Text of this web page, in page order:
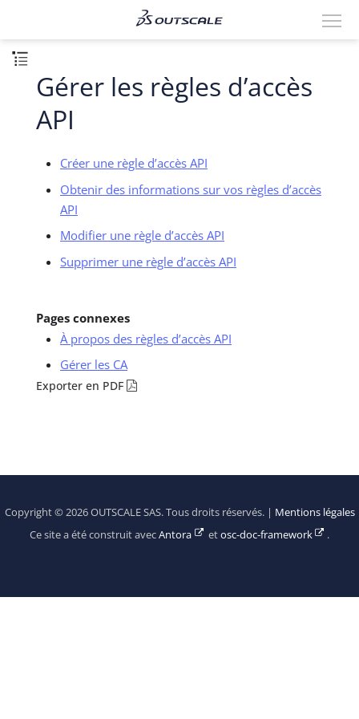
Gérer les règles d’accès
API
Créer une règle d’accès API
Obtenir des informations sur vos règles d’accès
API
Modifier une règle d’accès API
Supprimer une règle d’accès API
Pages connexes
À propos des règles d’accès API
Gérer les CA
Exporter en PDF
Copyright © 2026 OUTSCALE SAS. Tous droits réservés. | Mentions légales
Ce site a été construit avecAntora etosc-doc-framework .